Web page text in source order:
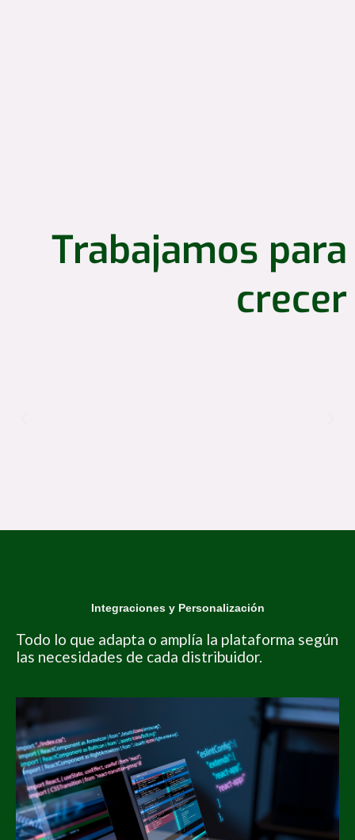
Trabajamos para
crecer
Integraciones y Personalización
Todo lo que adapta o amplía la plataforma según
las necesidades de cada distribuidor.